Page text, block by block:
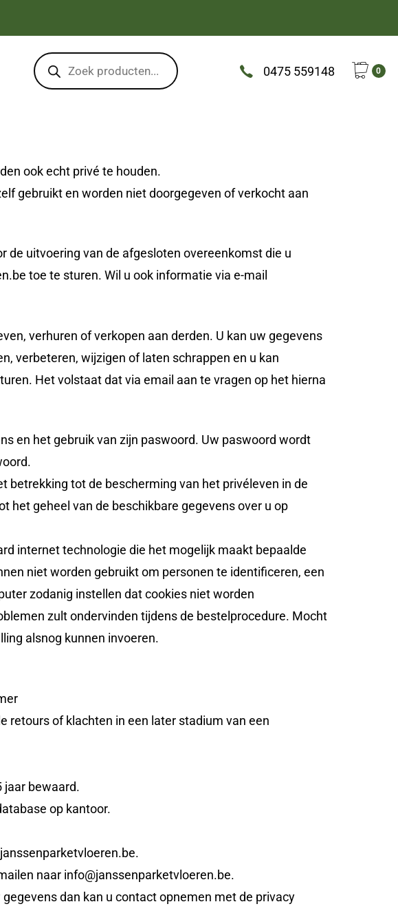
Products
search
0475 559148 0
ook echt privé te houden.
gebruikt en worden niet doorgegeven of verkocht aan
de uitvoering van de afgesloten overeenkomst die u
toe te sturen. Wil u ook informatie via e-mail
verhuren of verkopen aan derden. U kan uw gegevens
verbeteren, wijzigen of laten schrappen en u kan
Het volstaat dat via email aan te vragen op het hierna
en het gebruik van zijn paswoord. Uw paswoord wordt
tot de bescherming van het privéleven in de
het geheel van de beschikbare gegevens over u op
internet technologie die het mogelijk maakt bepaalde
niet worden gebruikt om personen te identificeren, een
zodanig instellen dat cookies niet worden
zult ondervinden tijdens de bestelprocedure. Mocht
alsnog kunnen invoeren.
retours of klachten in een later stadium van een
jaar bewaard.
op kantoor.
naar info@janssenparketvloeren.be.
dan kan u contact opnemen met de privacy